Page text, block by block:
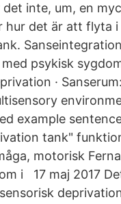
inte, um, en
hur det är att flyta
psykisk
· Sanserum:
example
tank"
motorisk
i 17 maj 2017